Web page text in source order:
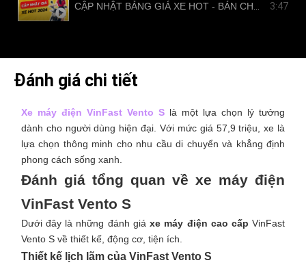
3:47
Đánh giá chi tiết
Xe máy điện VinFast Vento Slà một lựa chọn lý tưởng
dành cho người dùng hiện đại. Với mức giá 57,9 triệu, xe là
lựa chọn thông minh cho nhu cầu di chuyển và khẳng định
phong cách sống xanh.
Đánh giá tổng quan về xe máy điện
VinFast Vento S
Dưới đây là những đánh giáxe máy điện cao cấpVinFast
Vento S về thiết kế, động cơ, tiện ích.
Thiết kế lịch lãm của VinFast Vento S